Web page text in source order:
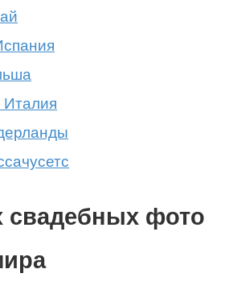
свадебных фото